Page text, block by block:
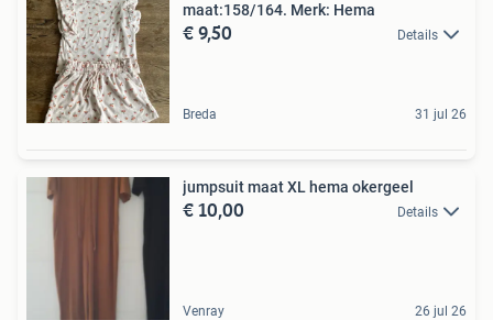
maat:158/164. Merk: Hema
€ 9,50 Details
Breda 31 jul 26
jumpsuit maat XL hema okergeel
€ 10,00 Details
Venray 26 jul 26